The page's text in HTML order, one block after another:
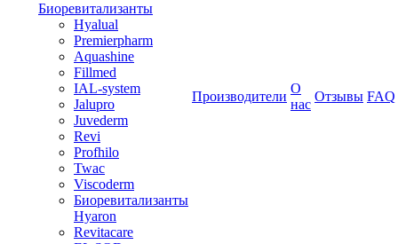
Биоревитализанты
Hyalual
Premierpharm
Aquashine
Fillmed
IAL-system
Jalupro
Juvederm
Revi
Profhilo
Twac
Viscoderm
Биоревитализанты
Hyaron
Revitacare
Производители
О
нас
Отзывы FAQ